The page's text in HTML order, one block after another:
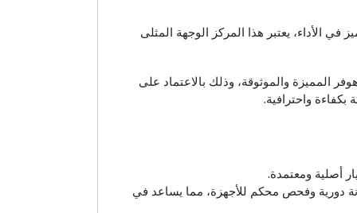
الأداء، يعتبر هذا المركز الوجهة المثلى
المميزة والموثوقة، وذلك بالاعتماد على
واحترافية.
أصلية ومعتمدة.
دورية وفحص محكم للأجهزة، مما يساعد في